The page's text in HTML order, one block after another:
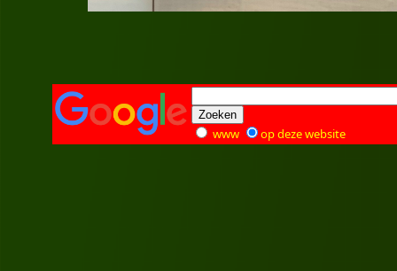
www op deze website